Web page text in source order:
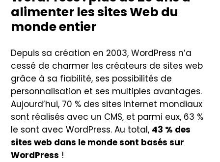
alimenter les sites Web du
monde entier
Depuis sa création en 2003, WordPress n’a
cessé de charmer les créateurs de sites web
grâce à sa fiabilité, ses possibilités de
personnalisation et ses multiples avantages.
Aujourd’hui, 70 % des sites internet mondiaux
sont réalisés avec un CMS, et parmi eux, 63 %
le sont avec WordPress. Au total, 43 % des
sites web dans le monde sont basés sur
WordPress !